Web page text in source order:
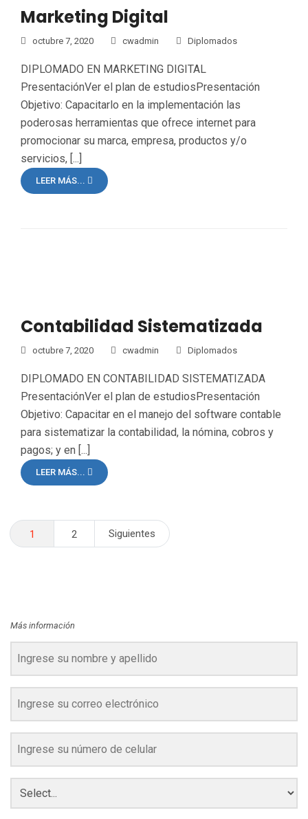
Marketing Digital
octubre 7, 2020 cwadmin Diplomados
DIPLOMADO EN MARKETING DIGITAL
PresentaciónVer el plan de estudiosPresentación
Objetivo: Capacitarlo en la implementación las
poderosas herramientas que ofrece internet para
promocionar su marca, empresa, productos y/o
servicios, [...]
LEER MÁS...
Contabilidad Sistematizada
octubre 7, 2020 cwadmin Diplomados
DIPLOMADO EN CONTABILIDAD SISTEMATIZADA
PresentaciónVer el plan de estudiosPresentación
Objetivo: Capacitar en el manejo del software contable
para sistematizar la contabilidad, la nómina, cobros y
pagos; y en [...]
LEER MÁS...
Navegación
1 2 Siguientes
Más información